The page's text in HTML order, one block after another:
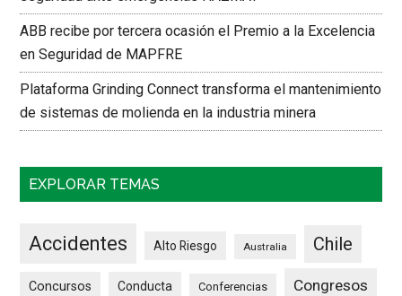
ABB recibe por tercera ocasión el Premio a la Excelencia
en Seguridad de MAPFRE
Plataforma Grinding Connect transforma el mantenimiento
de sistemas de molienda en la industria minera
EXPLORAR TEMAS
Accidentes Alto Riesgo Australia Chile
Concursos Conducta Conferencias Congresos